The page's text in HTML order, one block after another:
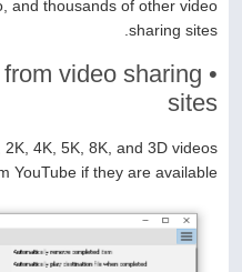
and thousands of other video
sharing sites.
from video sharing
sites
4K, 5K, 8K, and 3D videos
YouTube if they are available.